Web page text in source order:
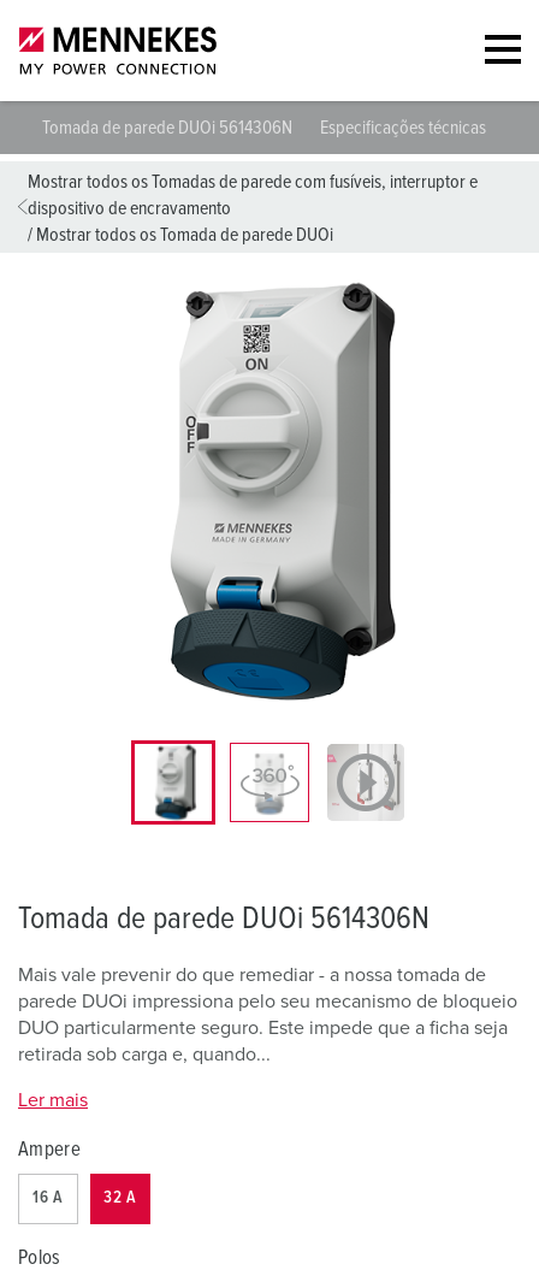
Tomada de parede DUOi 5614306N Especificações técnicas
Mostrar todos os Tomadas de parede com fusíveis, interruptor e
dispositivo de encravamento
/ Mostrar todos os Tomada de parede DUOi
Tomada de parede DUOi 5614306N
Mais vale prevenir do que remediar - a nossa tomada de
parede DUOi impressiona pelo seu mecanismo de bloqueio
DUO particularmente seguro. Este impede que a ficha seja
retirada sob carga e, quando...
Ler mais
Ampere
16 A 32 A
Polos